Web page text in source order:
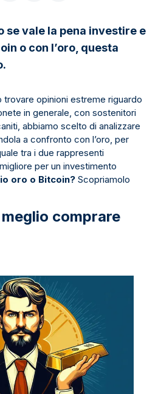
se vale la pena investire e
o con l’oro, questa
trovare opinioni estreme riguardo
in generale, con sostenitori
abbiamo scelto di analizzare
a confronto con l’oro, per
tra i due rappresenti
per un investimento
oro o Bitcoin? Scopriamolo
comprare